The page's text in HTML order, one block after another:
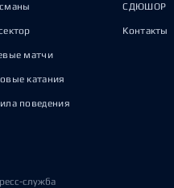
матчи
катания
поведения
СДЮШОР
Контакты
служба